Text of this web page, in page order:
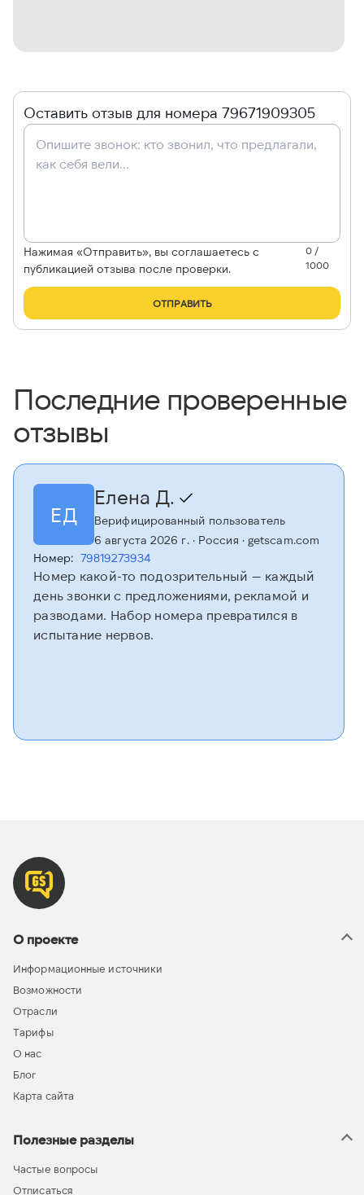
Оставить отзыв для номера 79671909305
Нажимая «Отправить», вы соглашаетесь с
публикацией отзыва после проверки.
0 /
1000
ОТПРАВИТЬ
Последние проверенные
отзывы
ЕД
Елена Д.
Верифицированный пользователь
6 августа 2026 г.· Россия · getscam.com
Номер: 79819273934
Номер какой-то подозрительный — каждый
день звонки с предложениями, рекламой и
разводами. Набор номера превратился в
испытание нервов.
О проекте
Информационные источники
Возможности
Отрасли
Тарифы
О нас
Блог
Карта сайта
Полезные разделы
Частые вопросы
Отписаться